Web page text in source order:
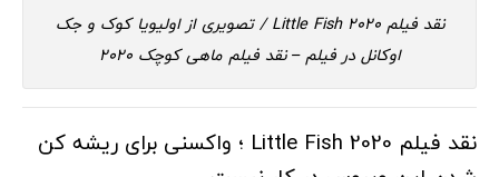
نقد فیلم 2020 Little Fish / تصویری از اولیویا کوک و جک
اوکانل در فیلم – نقد فیلم ماهی کوچک 2020
نقد فیلم 2020 Little Fish ؛ واکسنی برای ریشه کن